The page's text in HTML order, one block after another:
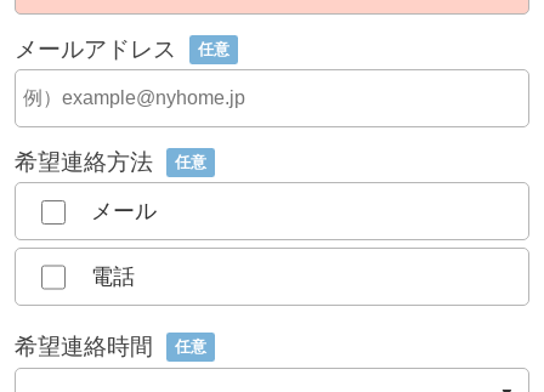
メールアドレス 任意
希望連絡方法 任意
メール
電話
希望連絡時間 任意